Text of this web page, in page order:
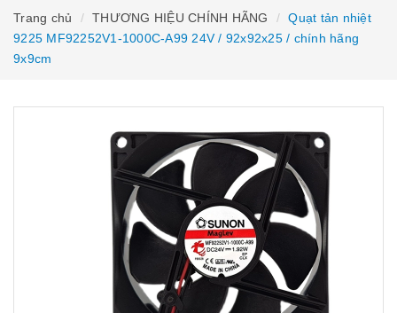
Trang chủ THƯƠNG HIỆU CHÍNH HÃNG
Quạt tản nhiệt
9225 MF92252V1-1000C-A99 24V / 92x92x25 / chính hãng
9x9cm